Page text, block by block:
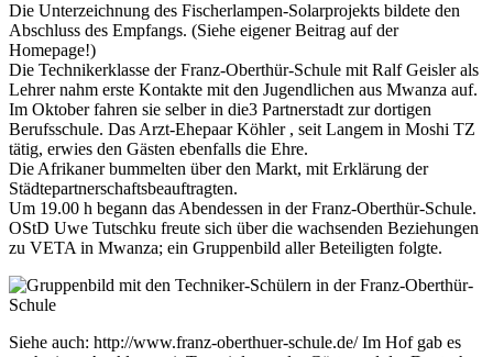
Die Unterzeichnung des Fischerlampen-Solarprojekts bildete den
Abschluss des Empfangs. (Siehe eigener Beitrag auf der
Homepage!)
Die Technikerklasse der Franz-Oberthür-Schule mit Ralf Geisler als
Lehrer nahm erste Kontakte mit den Jugendlichen aus Mwanza auf.
Im Oktober fahren sie selber in die3 Partnerstadt zur dortigen
Berufsschule. Das Arzt-Ehepaar Köhler , seit Langem in Moshi TZ
tätig, erwies den Gästen ebenfalls die Ehre.
Die Afrikaner bummelten über den Markt, mit Erklärung der
Städtepartnerschaftsbeauftragten.
Um 19.00 h begann das Abendessen in der Franz-Oberthür-Schule.
OStD Uwe Tutschku freute sich über die wachsenden Beziehungen
zu VETA in Mwanza; ein Gruppenbild aller Beteiligten folgte.
Siehe auch: http://www.franz-oberthuer-schule.de/ Im Hof gab es